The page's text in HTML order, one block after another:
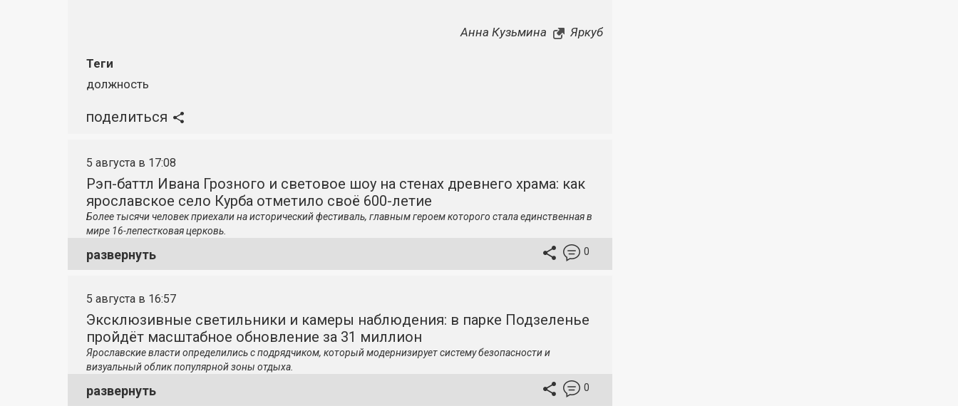
Анна Кузьмина Яркуб
Теги
должность
поделиться
5 августа в 17:08
Рэп-баттл Ивана Грозного и световое шоу на стенах древнего храма: как
ярославское село Курба отметило своё 600-летие
Более тысячи человек приехали на исторический фестиваль, главным героем которого стала единственная в
мире 16-лепестковая церковь.
развернуть 0
5 августа в 16:57
Эксклюзивные светильники и камеры наблюдения: в парке Подзеленье
пройдёт масштабное обновление за 31 миллион
Ярославские власти определились с подрядчиком, который модернизирует систему безопасности и
визуальный облик популярной зоны отдыха.
развернуть 0